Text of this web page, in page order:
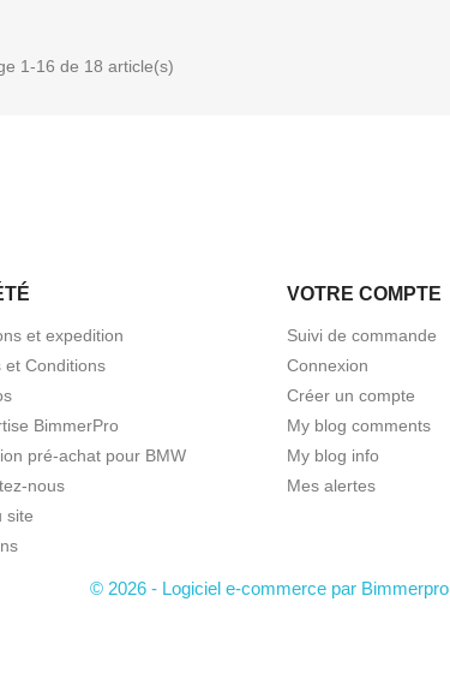
1-16 de 18 article(s)
et expedition
et Conditions
BimmerPro
pré-achat pour BMW
nous
site
VOTRE COMPTE
Suivi de commande
Connexion
Créer un compte
My blog comments
My blog info
Mes alertes
© 2026 - Logiciel e-commerce par Bimmerpro